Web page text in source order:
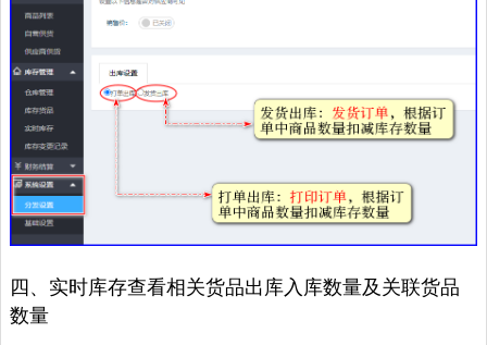
四、实时库存查看相关货品出库入库数量及关联货品
数量